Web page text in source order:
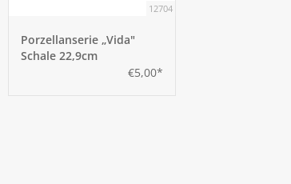
12704
Porzellanserie „Vida"
Schale 22,9cm
€5,00*